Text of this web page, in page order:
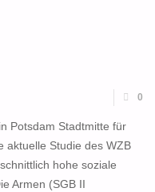
0
Potsdam Stadtmitte für
aktuelle Studie des WZB
hohe soziale
Armen (SGB II